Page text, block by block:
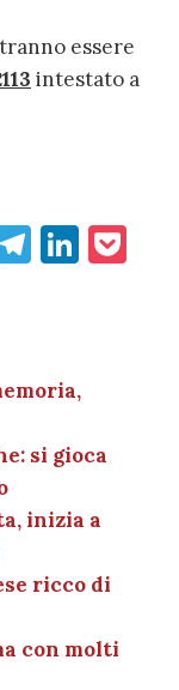
essere
intestato a
T
a
m
Li
dI
si gioca
inizia a
ricco di
con molti